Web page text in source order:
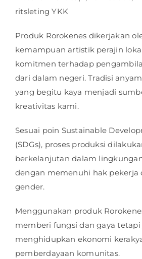
ritsleting YKK
Produk Rorokenes dikerjakan
kemampuan artistik perajin
komitmen terhadap
dari dalam negeri. Tradisi
yang begitu kaya menjadi
kreativitas kami.
Sesuai poin Sustainable
(SDGs), proses produksi
berkelanjutan dalam
dengan memenuhi hak pekerja
gender.
Menggunakan produk
memberi fungsi dan gaya tetapi
menghidupkan ekonomi
pemberdayaan komunitas.